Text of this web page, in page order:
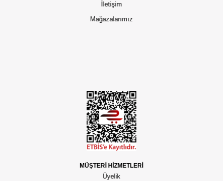
İletişim
Mağazalarımız
MÜŞTERİ HİZMETLERİ
Üyelik